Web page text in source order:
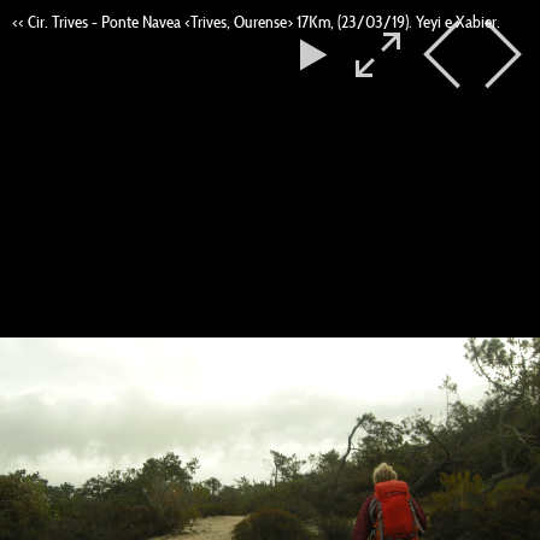
<< Cir. Trives - Ponte Navea <Trives, Ourense> 17Km, (23/03/19). Yeyi e Xabier.